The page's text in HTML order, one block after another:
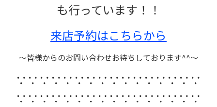
も行っています！！
来店予約はこちらから
～皆様からのお問い合わせお待ちしております^^～
∵∵∵∵∵∵∵∵∵∵∵∵∵∵∵∵
∵∵∵∵∵∵∵∵∵∵∵∵∵∵∵∵